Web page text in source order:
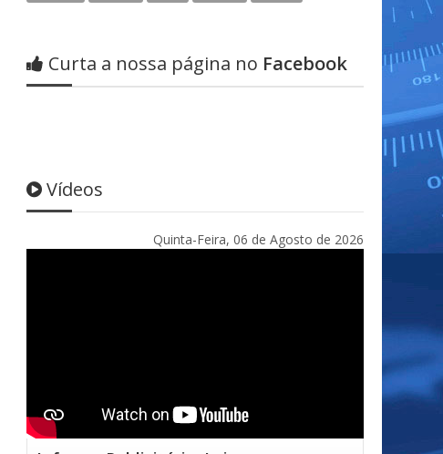
Curta a nossa página no Facebook
Vídeos
Quinta-Feira, 06 de Agosto de 2026